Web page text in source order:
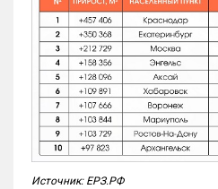
Источник: ЕРЗ.РФ